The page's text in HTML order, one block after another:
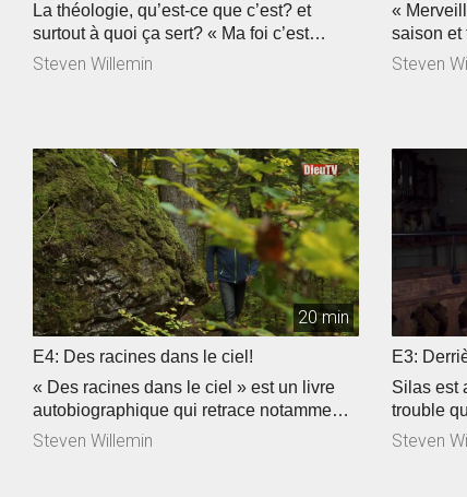
La théologie, qu’est-ce que c’est? et
surtout à quoi ça sert? « Ma foi c’est
comme ça » vous propose d’explorer le
témoignage émouvant de sa réaction
lorsqu’elle a appris que son papa avait le
cancer. Finalement nous retrouvons
Bertrand pour le deuxième épisode de
notre série au coeur de son quotidien.
Steven Willemin
«
saison et
Porret
son truc
flammes.
lors
de
Steven
20 min
E4: Des racines dans le ciel!
« Des racines dans le ciel » est un livre
autobiographique qui retrace notamment
un drame vécu par Valéry Gonin. Mais
Steven Willemin
E3:
Silas est
trouble
sur blanc
Steven